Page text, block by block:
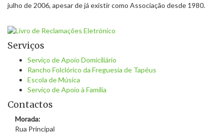
julho de 2006, apesar de já existir como Associação desde 1980.
Serviços
Serviço de Apoio Domiciliário
Rancho Folclórico da Freguesia de Tapéus
Escola de Música
Serviço de Apoio à Família
Contactos
Morada:
Rua Principal